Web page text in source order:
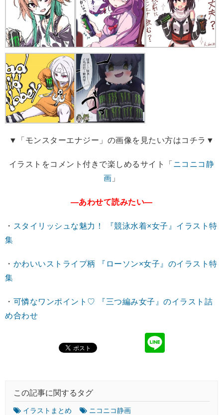
▼「モンスターエナジー」の画像を見たい方はコチラ▼
イラストをコメント付きで楽しめるサイト「 ニコニコ静
画 」
―あわせて読みたい―
・ スタイリッシュな魅力！ 『競泳水着×女子』イラスト特
集
・ かわいいストライプ柄 『ローソン×女子』のイラスト特
集
・ 可憐なワンポイント♡ 『三つ編み女子』のイラスト詰
め合わせ
この記事に関するタグ
イラストまとめ
ニコニコ静画